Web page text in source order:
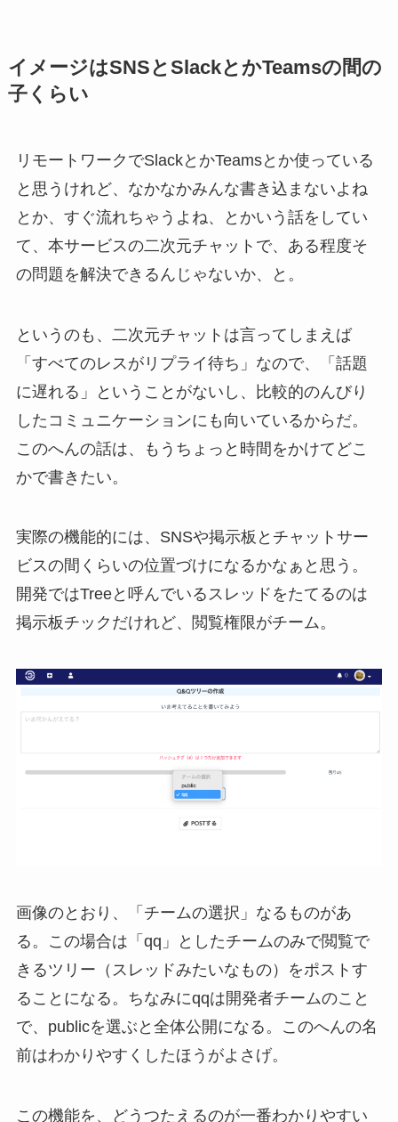
イメージはSNSとSlackとかTeamsの間の
子くらい
リモートワークでSlackとかTeamsとか使っている
と思うけれど、なかなかみんな書き込まないよね
とか、すぐ流れちゃうよね、とかいう話をしてい
て、本サービスの二次元チャットで、ある程度そ
の問題を解決できるんじゃないか、と。
というのも、二次元チャットは言ってしまえば
「すべてのレスがリプライ待ち」なので、「話題
に遅れる」ということがないし、比較的のんびり
したコミュニケーションにも向いているからだ。
このへんの話は、もうちょっと時間をかけてどこ
かで書きたい。
実際の機能的には、SNSや掲示板とチャットサー
ビスの間くらいの位置づけになるかなぁと思う。
開発ではTreeと呼んでいるスレッドをたてるのは
掲示板チックだけれど、閲覧権限がチーム。
画像のとおり、「チームの選択」なるものがあ
る。この場合は「qq」としたチームのみで閲覧で
きるツリー（スレッドみたいなもの）をポストす
ることになる。ちなみにqqは開発者チームのこと
で、publicを選ぶと全体公開になる。このへんの名
前はわかりやすくしたほうがよさげ。
この機能を、どうつたえるのが一番わかりやすい